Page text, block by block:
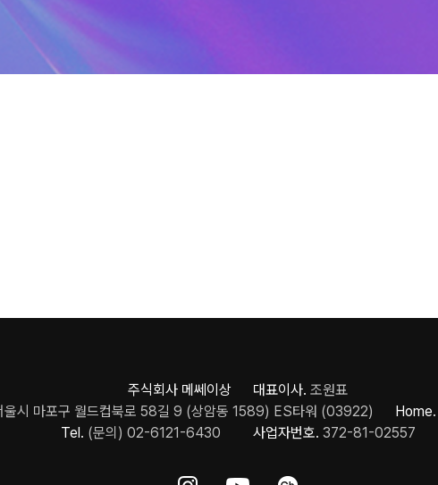
주식회사 메쎄이상 대표이사. 조원표
울시 마포구 월드컵북로 58길 9 (상암동 1589) ES타워 (03922) Home.
Tel. (문의) 02-6121-6430 사업자번호. 372-81-02557